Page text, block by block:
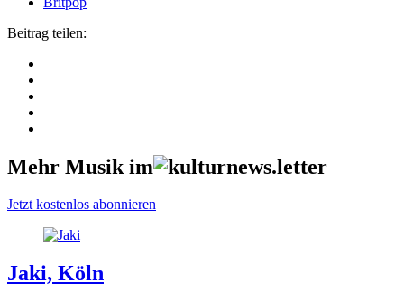
Beitrag teilen:
Mehr Musik im
Jetzt kostenlos abonnieren
Jaki, Köln